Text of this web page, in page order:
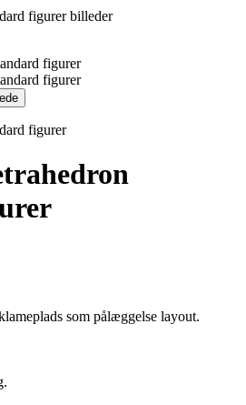
figurer billeder
figurer
som pålæggelse layout.